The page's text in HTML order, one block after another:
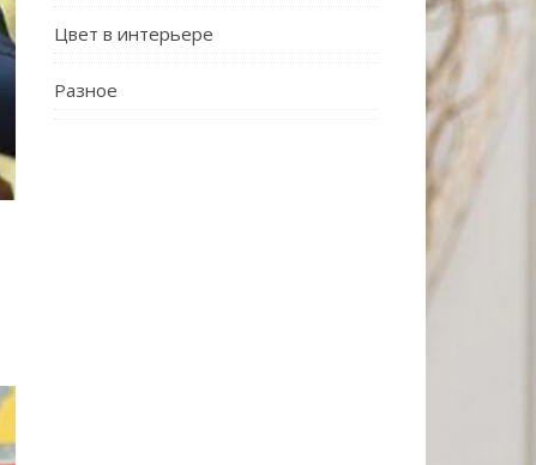
Цвет в интерьере
Разное